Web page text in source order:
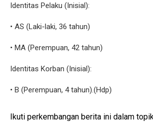
Identitas Pelaku (Inisial):
• AS (Laki-laki, 36 tahun)
• MA (Perempuan, 42 tahun)
Identitas Korban (Inisial):
• B (Perempuan, 4 tahun).(Hdp)
Ikuti perkembangan berita ini dalam